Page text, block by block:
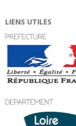
LIENS UTILES
PREFECTURE
DEPARTEMENT